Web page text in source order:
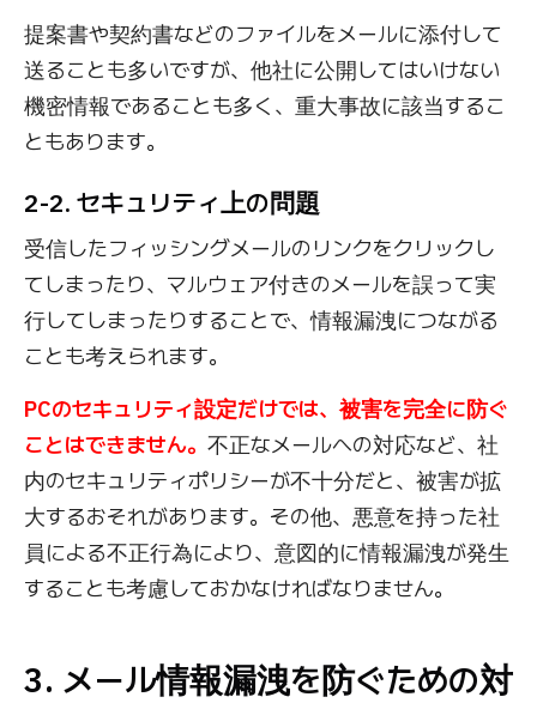
提案書や契約書などのファイルをメールに添付して
送ることも多いですが、他社に公開してはいけない
機密情報であることも多く、重大事故に該当するこ
ともあります。
2-2. セキュリティ上の問題
受信したフィッシングメールのリンクをクリックし
てしまったり、マルウェア付きのメールを誤って実
行してしまったりすることで、情報漏洩につながる
ことも考えられます。
PCのセキュリティ設定だけでは、被害を完全に防ぐ
ことはできません。 不正なメールへの対応など、社
内のセキュリティポリシーが不十分だと、被害が拡
大するおそれがあります。その他、悪意を持った社
員による不正行為により、意図的に情報漏洩が発生
することも考慮しておかなければなりません。
3. メール情報漏洩を防ぐための対